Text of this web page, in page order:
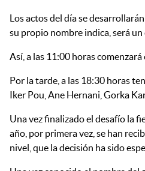
Los actos del día se
su propio nombre indica, será
Así, a las 11:00 horas
Por la tarde, a las 18:30 horas
Iker Pou, Ane Hernani, Gorka
Una vez finalizado el desafío la
año, por primera vez, se han
nivel, que la decisión ha sido